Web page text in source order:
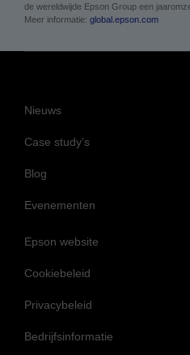
de wereldwijde Epson Group een
Meer informatie: global.epson.com
Nieuws
Case study’s
Blog
Evenementen
Epson website
Cookiebeleid
Privacybeleid
Bedrijfsinformatie